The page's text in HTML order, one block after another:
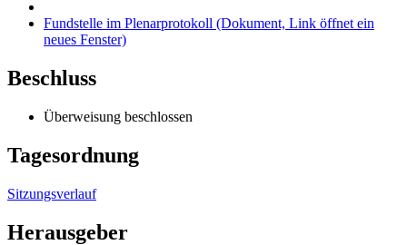
Fundstelle im Plenarprotokoll (Dokument, Link öffnet ein
neues Fenster)
Beschluss
Überweisung beschlossen
Tagesordnung
Sitzungsverlauf
Herausgeber